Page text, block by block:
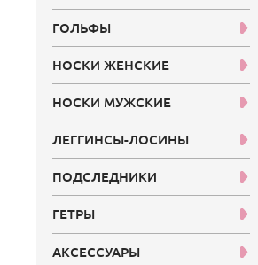
ГОЛЬФЫ
НОСКИ ЖЕНСКИЕ
НОСКИ МУЖСКИЕ
ЛЕГГИНСЫ-ЛОСИНЫ
ПОДСЛЕДНИКИ
ГЕТРЫ
АКСЕССУАРЫ